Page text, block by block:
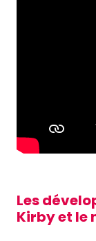
Les
Kirby et le